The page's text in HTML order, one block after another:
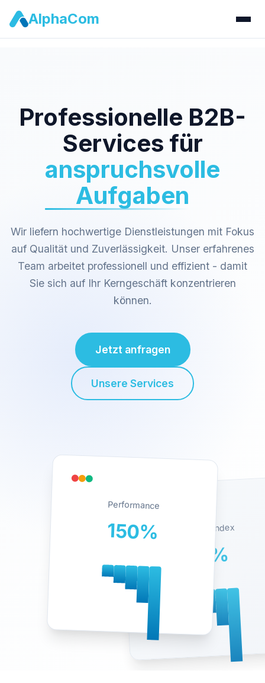
AlphaCom
Professionelle B2B-
Services für
anspruchsvolle
Aufgaben
Wir liefern hochwertige Dienstleistungen mit Fokus
auf Qualität und Zuverlässigkeit. Unser erfahrenes
Team arbeitet professionell und effizient - damit
Sie sich auf Ihr Kerngeschäft konzentrieren
können.
Jetzt anfragen
Unsere Services
Performance
150% Qualitätsindex
98%